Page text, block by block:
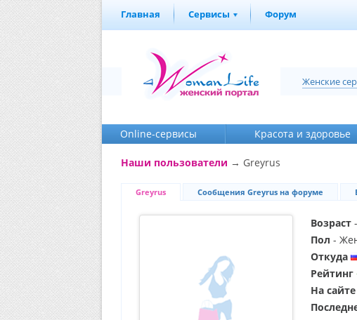
Главная Сервисы Форум
Женские
Online-cервисы Красота и здоровье
Наши пользователи → Greyrus
Greyrus Сообщения Greyrus на форуме
Возраст-
Пол -
Откуда
Рейтинг
На сайте